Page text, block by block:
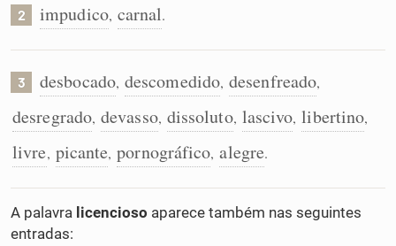
Cata-letras
Caça-palavras
Dicionário
2 impudico, carnal.
3 desbocado, descomedido, desenfreado,
desregrado, devasso, dissoluto, lascivo, libertino,
livre, picante, pornográfico, alegre.
A palavra licencioso aparece também nas seguintes
entradas: